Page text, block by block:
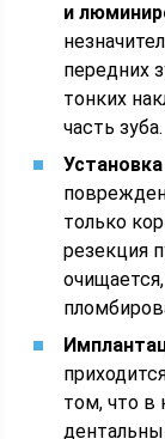
и
передних
тонких
часть зуба.
только
резекция
том, что в